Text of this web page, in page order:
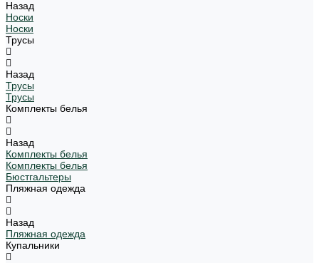
Назад
Носки
Носки
Трусы
Назад
Трусы
Трусы
Комплекты белья
Назад
Комплекты белья
Комплекты белья
Бюстгальтеры
Пляжная одежда
Назад
Пляжная одежда
Купальники